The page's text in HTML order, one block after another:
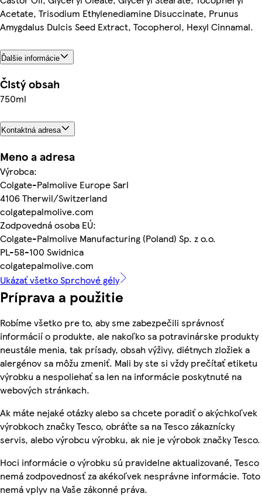
Acetate, Trisodium Ethylenediamine Disuccinate, Prunus
Amygdalus Dulcis Seed Extract, Tocopherol, Hexyl Cinnamal.
Ďalšie informácie
Čistý obsah
750ml
Kontaktná adresa
Meno a adresa
Výrobca:
Colgate-Palmolive Europe Sarl
4106 Therwil/Switzerland
colgatepalmolive.com
Zodpovedná osoba EÚ:
Colgate-Palmolive Manufacturing (Poland) Sp. z o.o.
PL-58-100 Swidnica
colgatepalmolive.com
Ukázať všetko Sprchové gély
Príprava a použitie
Robíme všetko pre to, aby sme zabezpečili správnosť
informácií o produkte, ale nakoľko sa potravinárske produkty
neustále menia, tak prísady, obsah výživy, diétnych zložiek a
alergénov sa môžu zmeniť. Mali by ste si vždy prečítať etiketu
výrobku a nespoliehať sa len na informácie poskytnuté na
webových stránkach.
Ak máte nejaké otázky alebo sa chcete poradiť o akýchkoľvek
výrobkoch značky Tesco, obráťte sa na Tesco zákaznícky
servis, alebo výrobcu výrobku, ak nie je výrobok značky Tesco.
Hoci informácie o výrobku sú pravidelne aktualizované, Tesco
nemá zodpovednosť za akékoľvek nesprávne informácie. Toto
nemá vplyv na Vaše zákonné práva.